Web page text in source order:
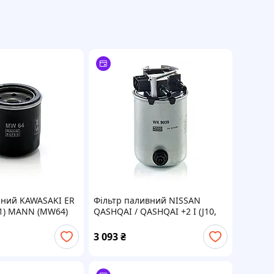
KAWASAKI ER
MANN (MW64)
Фільтр паливний NISSAN
QASHQAI / QASHQAI +2 I (J10,
2014.04 MANN (WK9039)
3 093₴